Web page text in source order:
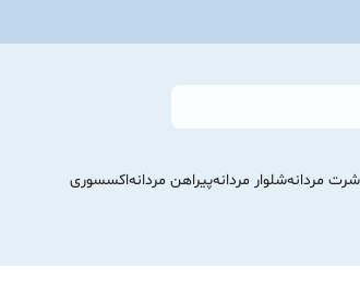
مردانهشلوار مردانهپیراهن مردانهاکسسوری